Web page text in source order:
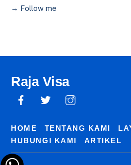
→ Follow me
Raja Visa
HOME TENTANG KAMI
HUBUNGI KAMI
ARTIKEL